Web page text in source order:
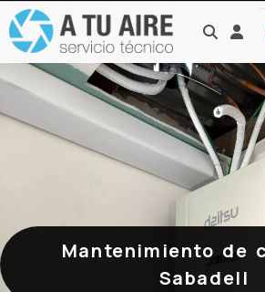
Mantenimiento de
Sabadell